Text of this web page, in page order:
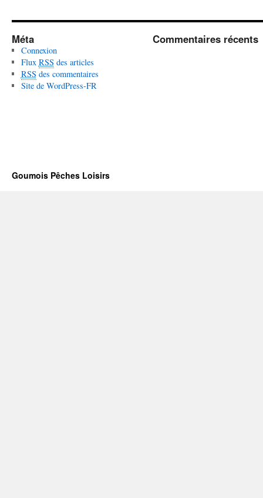
Méta
Connexion
Flux RSS des articles
RSS des commentaires
Site de WordPress-FR
Commentaires récents
Goumois Pêches Loisirs